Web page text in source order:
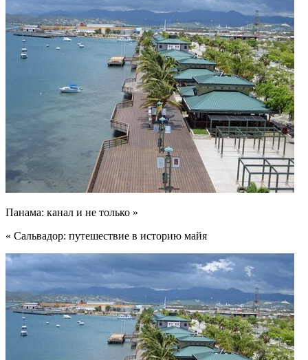
Панама: канал и не только »
« Сальвадор: путешествие в историю майя